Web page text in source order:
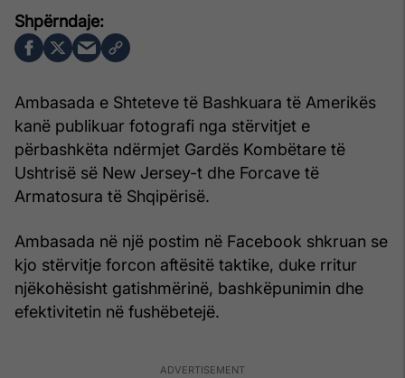
Ambasada e Shteteve të Bashkuara të Amerikës
kanë publikuar fotografi nga stërvitjet e
përbashkëta ndërmjet Gardës Kombëtare të
Ushtrisë së New Jersey-t dhe Forcave të
Armatosura të Shqipërisë.
Ambasada në një postim në Facebook shkruan se
kjo stërvitje forcon aftësitë taktike, duke rritur
njëkohësisht gatishmërinë, bashkëpunimin dhe
efektivitetin në fushëbetejë.